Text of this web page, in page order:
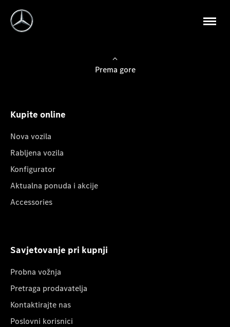
Prema gore
Kupite online
Nova vozila
Rabljena vozila
Konfigurator
Aktualna ponuda i akcije
Accessories
Savjetovanje pri kupnji
Probna vožnja
Pretraga prodavatelja
Kontaktirajte nas
Poslovni korisnici